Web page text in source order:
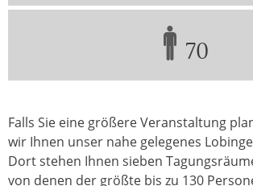
70
Falls Sie eine größere Veranstaltung
wir Ihnen unser nahe gelegenes
Dort stehen Ihnen sieben
von denen der größte bis zu 130